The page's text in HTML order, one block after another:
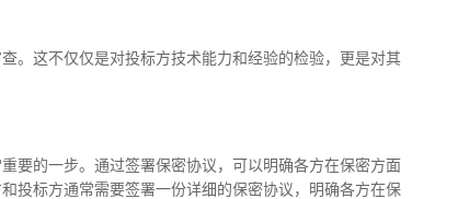
。这不仅仅是对投标方技术能力和经验的检验，更是对其
要的一步。通过签署保密协议，可以明确各方在保密方面
投标方通常需要签署一份详细的保密协议，明确各方在保